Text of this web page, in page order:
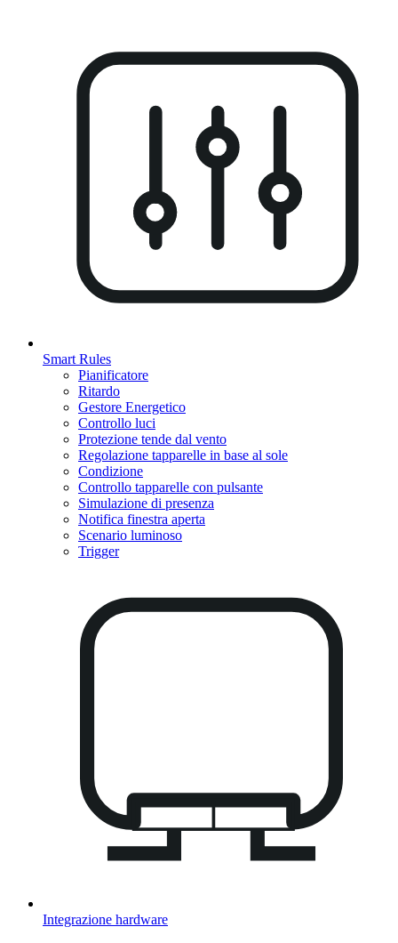
Smart Rules
Pianificatore
Ritardo
Gestore Energetico
Controllo luci
Protezione tende dal vento
Regolazione tapparelle in base al sole
Condizione
Controllo tapparelle con pulsante
Simulazione di presenza
Notifica finestra aperta
Scenario luminoso
Trigger
Integrazione hardware